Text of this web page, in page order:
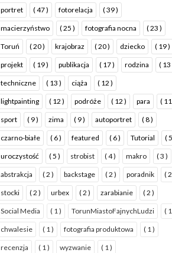
portret ( 47 ) fotorelacja ( 39 )
macierzyństwo ( 25 ) fotografia nocna ( 23 )
Toruń ( 20 ) krajobraz ( 20 ) dziecko ( 19 )
projekt ( 19 ) publikacja ( 17 ) rodzina ( 13
techniczne ( 13 ) ciąża ( 12 )
lightpainting ( 12 ) podróże ( 12 ) para (
sport ( 9 ) zima ( 9 ) autoportret ( 8 )
czarno-białe ( 6 ) featured ( 6 ) Tutorial (
uroczystość ( 5 ) strobist ( 4 ) makro ( 3 )
abstrakcja ( 2 ) backstage ( 2 ) poradnik (
stocki ( 2 ) urbex ( 2 ) zarabianie ( 2 )
Social Media ( 1 ) TorunMiastoFajnychLudzi (
chwalesie ( 1 ) fotografia produktowa ( 1 )
recenzja ( 1 ) wyzwanie ( 1 )